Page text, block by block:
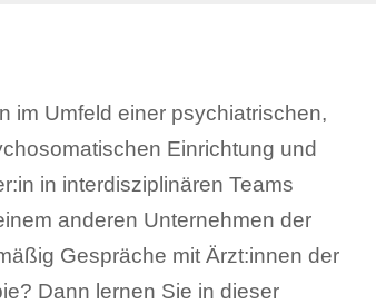
im Umfeld einer psychiatrischen,
Einrichtung und
in interdisziplinären Teams
anderen Unternehmen der
Gespräche mit Ärzt:innen der
Dann lernen Sie in dieser